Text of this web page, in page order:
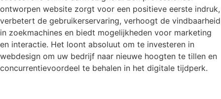
ontworpen website zorgt voor een positieve eerste indruk,
verbetert de gebruikerservaring, verhoogt de vindbaarheid
in zoekmachines en biedt mogelijkheden voor marketing
en interactie. Het loont absoluut om te investeren in
webdesign om uw bedrijf naar nieuwe hoogten te tillen en
concurrentievoordeel te behalen in het digitale tijdperk.